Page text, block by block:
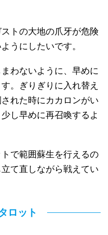
トの大地の爪牙が危険
うにしたいです。
わないように、早めに
。ぎりぎりに入れ替え
れた時にカカロンがい
し早めに再召喚するよ
で範囲蘇生を行えるの
て直しながら戦えてい
ロット